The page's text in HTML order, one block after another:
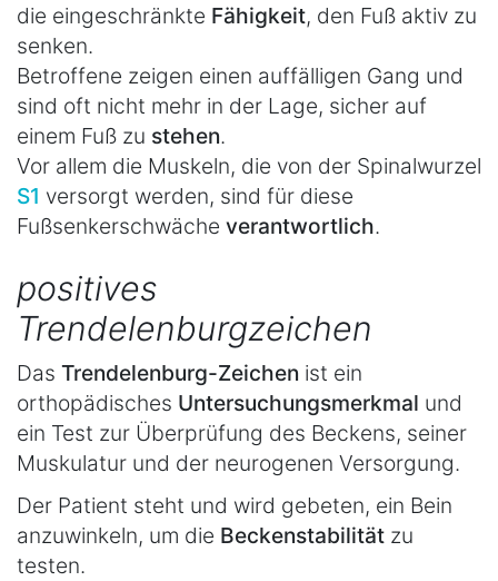
die eingeschränkte Fähigkeit, den Fuß aktiv zu
senken.
Betroffene zeigen einen auffälligen Gang und
sind oft nicht mehr in der Lage, sicher auf
einem Fuß zu stehen.
Vor allem die Muskeln, die von der Spinalwurzel
S1 versorgt werden, sind für diese
Fußsenkerschwäche verantwortlich.
positives
Trendelenburgzeichen
Das Trendelenburg-Zeichen ist ein
orthopädisches Untersuchungsmerkmal und
ein Test zur Überprüfung des Beckens, seiner
Muskulatur und der neurogenen Versorgung.
Der Patient steht und wird gebeten, ein Bein
anzuwinkeln, um die Beckenstabilität zu
testen.